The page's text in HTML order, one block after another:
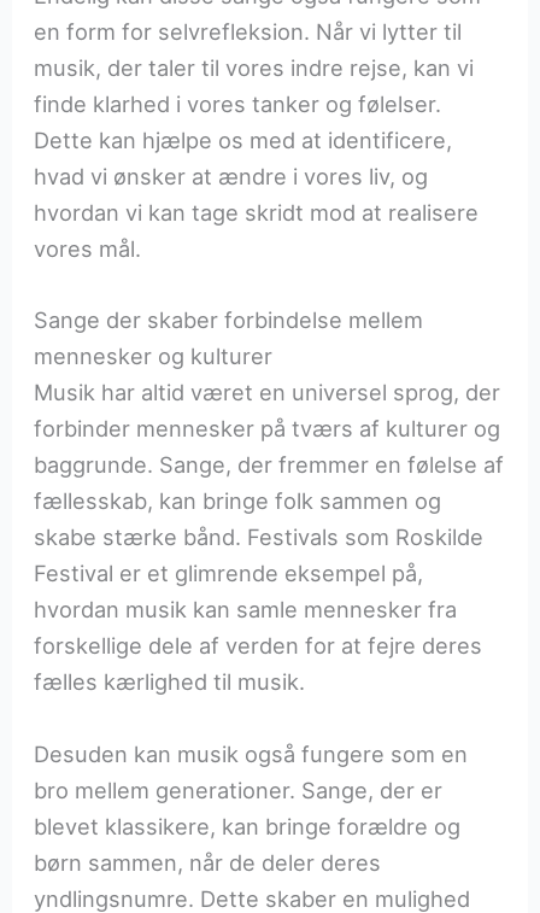
en form for selvrefleksion. Når vi lytter til
musik, der taler til vores indre rejse, kan vi
finde klarhed i vores tanker og følelser.
Dette kan hjælpe os med at identificere,
hvad vi ønsker at ændre i vores liv, og
hvordan vi kan tage skridt mod at realisere
vores mål.
Sange der skaber forbindelse mellem
mennesker og kulturer
Musik har altid været en universel sprog, der
forbinder mennesker på tværs af kulturer og
baggrunde. Sange, der fremmer en følelse af
fællesskab, kan bringe folk sammen og
skabe stærke bånd. Festivals som Roskilde
Festival er et glimrende eksempel på,
hvordan musik kan samle mennesker fra
forskellige dele af verden for at fejre deres
fælles kærlighed til musik.
Desuden kan musik også fungere som en
bro mellem generationer. Sange, der er
blevet klassikere, kan bringe forældre og
børn sammen, når de deler deres
yndlingsnumre. Dette skaber en mulighed